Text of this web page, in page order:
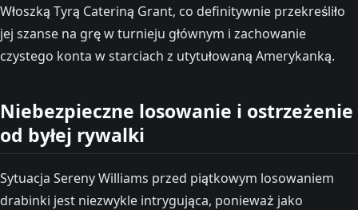
Włoszką Tyrą Cateriną Grant, co definitywnie przekreśliło
jej szanse na grę w turnieju głównym i zachowanie
czystego konta w starciach z utytułowaną Amerykanką.
Niebezpieczne losowanie i ostrzeżenie
od byłej rywalki
Sytuacja Sereny Williams przed piątkowym losowaniem
drabinki jest niezwykle intrygująca, ponieważ jako